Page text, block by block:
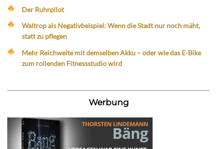
Der Ruhrpilot
Waltrop als Negativbeispiel: Wenn die Stadt nur noch mäht,
statt zu pflegen
Mehr Reichweite mit demselben Akku – oder wie das E-Bike
zum rollenden Fitnessstudio wird
Werbung